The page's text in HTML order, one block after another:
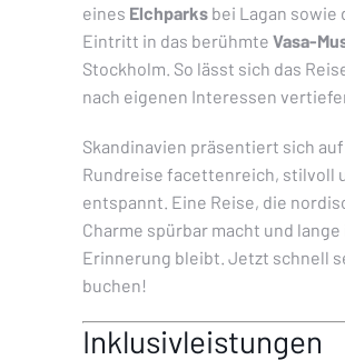
eines Elchparks bei Lagan sowie
Eintritt in das berühmte Vasa-
Stockholm. So lässt sich das
nach eigenen Interessen
Skandinavien präsentiert sich
Rundreise facettenreich, stilvoll
entspannt. Eine Reise, die
Charme spürbar macht und lange
Erinnerung bleibt. Jetzt schnell
buchen!
Inklusivleistungen